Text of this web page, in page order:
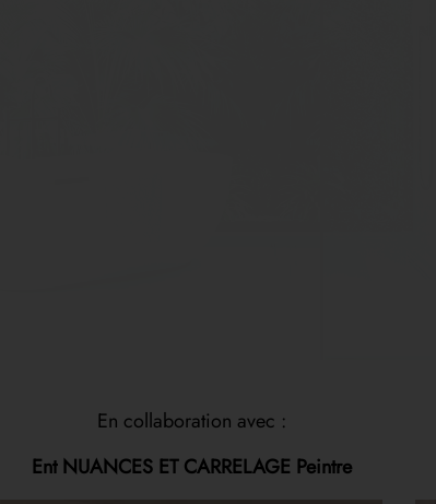
En collaboration avec :
Ent NUANCES ET CARRELAGE Peintre